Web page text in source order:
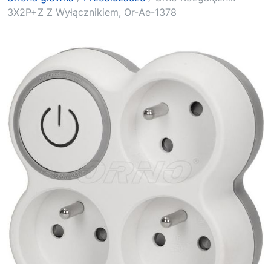
3X2P+Z Z Wyłącznikiem, Or-Ae-1378